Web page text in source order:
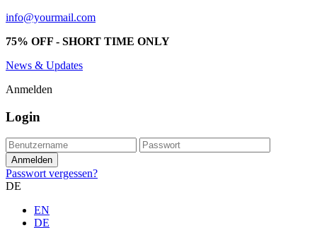
info@yourmail.com
75% OFF - SHORT TIME ONLY
News & Updates
Anmelden
Login
Passwort vergessen?
DE
EN
DE